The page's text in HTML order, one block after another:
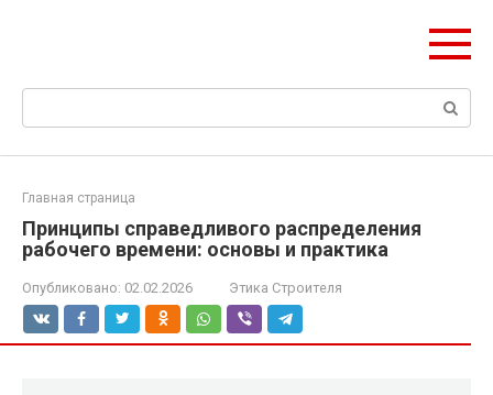
Поиск:
Главная страница
Принципы справедливого распределения
рабочего времени: основы и практика
Опубликовано: 02.02.2026 Этика Строителя